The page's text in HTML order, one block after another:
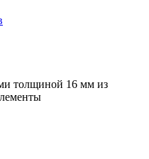
толщиной 16 мм из